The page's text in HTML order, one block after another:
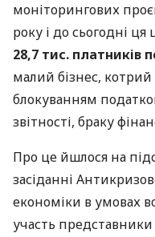
моніторингових
року і до сьогодні ця
28,7 тис. платників
малий бізнес,
блокуванням
звітності, браку
Про це йшлося на
засіданні
економіки в умовах
участь представники